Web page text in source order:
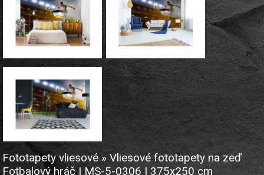
Fototapety vliesové » Vliesové fototapety na zeď
Fotbalový hráč | MS-5-0306 | 375x250 cm